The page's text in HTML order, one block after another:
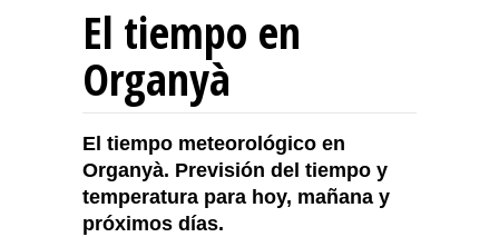
El tiempo en
Organyà
El tiempo meteorológico en
Organyà. Previsión del tiempo y
temperatura para hoy, mañana y
próximos días.